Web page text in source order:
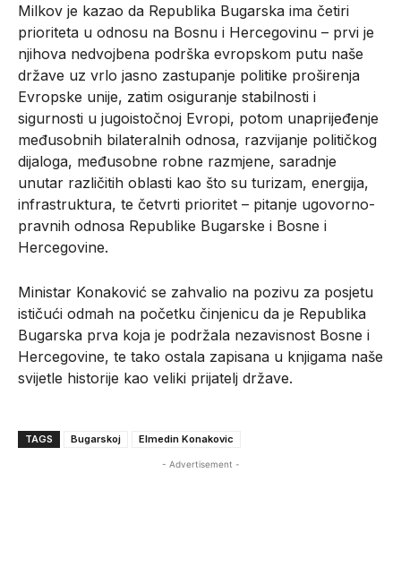
Milkov je kazao da Republika Bugarska ima četiri
prioriteta u odnosu na Bosnu i Hercegovinu – prvi je
njihova nedvojbena podrška evropskom putu naše
države uz vrlo jasno zastupanje politike proširenja
Evropske unije, zatim osiguranje stabilnosti i
sigurnosti u jugoistočnoj Evropi, potom unaprijeđenje
međusobnih bilateralnih odnosa, razvijanje političkog
dijaloga, međusobne robne razmjene, saradnje
unutar različitih oblasti kao što su turizam, energija,
infrastruktura, te četvrti prioritet – pitanje ugovorno-
pravnih odnosa Republike Bugarske i Bosne i
Hercegovine.
Ministar Konaković se zahvalio na pozivu za posjetu
ističući odmah na početku činjenicu da je Republika
Bugarska prva koja je podržala nezavisnost Bosne i
Hercegovine, te tako ostala zapisana u knjigama naše
svijetle historije kao veliki prijatelj države.
TAGS Bugarskoj Elmedin Konakovic
- Advertisement -